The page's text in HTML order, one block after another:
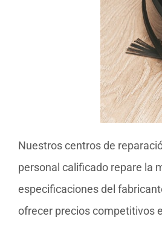
Nuestros centros de
personal calificado repare la
especificaciones del
ofrecer precios competitivos